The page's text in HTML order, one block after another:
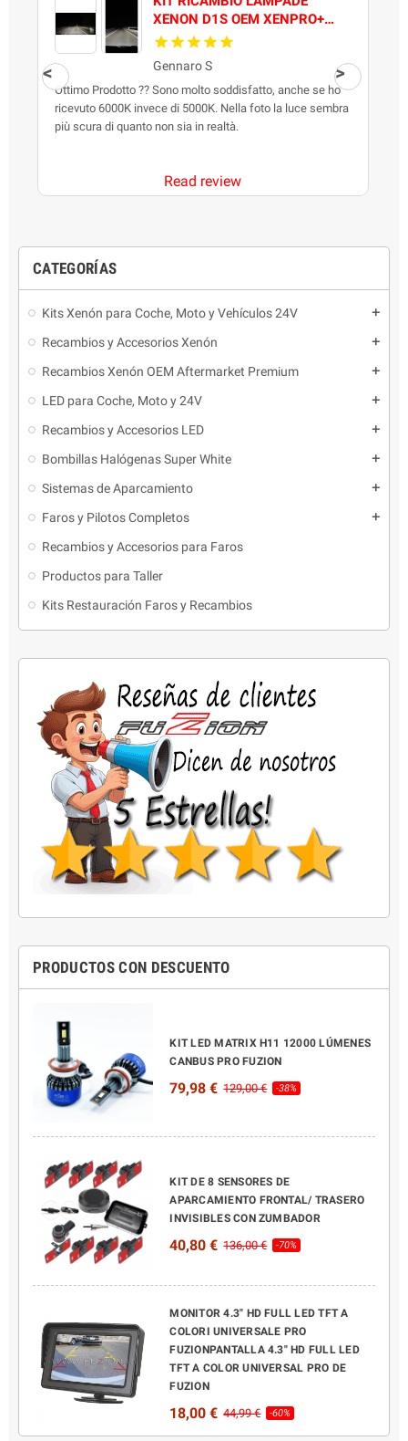
CATEGORÍAS
Kits Xenón para Coche, Moto y Vehículos 24V add
Recambios y Accesorios Xenón add
Recambios Xenón OEM Aftermarket Premium add
LED para Coche, Moto y 24V add
Recambios y Accesorios LED add
Bombillas Halógenas Super White add
Sistemas de Aparcamiento add
Faros y Pilotos Completos add
Recambios y Accesorios para Faros
Productos para Taller
Kits Restauración Faros y Recambios
PRODUCTOS CON DESCUENTO
KIT LED MATRIX H11 12000 LÚMENES
CANBUS PRO FUZION
79,98 € 129,00 € -38%
KIT DE 8 SENSORES DE
APARCAMIENTO FRONTAL/ TRASERO
INVISIBLES CON ZUMBADOR
40,80 € 136,00 € -70%
MONITOR 4.3" HD FULL LED TFT A
COLORI UNIVERSALE PRO
FUZIONPANTALLA 4.3" HD FULL LED
TFT A COLOR UNIVERSAL PRO DE
FUZION
18,00 € 44,99 € -60%
XENON D1S OEM XENPRO+
FUZION PRO QUALITY
Gennaro S
Ottimo Prodotto ?? Sono molto soddisfatto, anche se ho
ricevuto 6000K invece di 5000K. Nella foto la luce sembra
più scura di quanto non sia in realtà.
Read review